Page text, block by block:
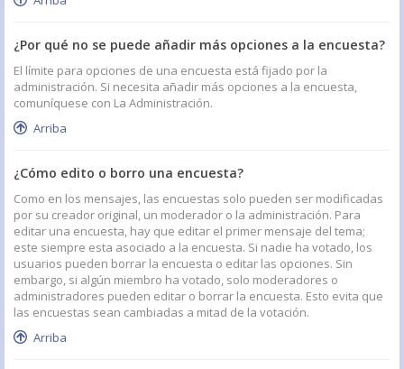
¿Por qué no se puede añadir más opciones a la encuesta?
El límite para opciones de una encuesta está fijado por la
administración. Si necesita añadir más opciones a la encuesta,
comuníquese con La Administración.
Arriba
¿Cómo edito o borro una encuesta?
Como en los mensajes, las encuestas solo pueden ser modificadas
por su creador original, un moderador o la administración. Para
editar una encuesta, hay que editar el primer mensaje del tema;
este siempre esta asociado a la encuesta. Si nadie ha votado, los
usuarios pueden borrar la encuesta o editar las opciones. Sin
embargo, si algún miembro ha votado, solo moderadores o
administradores pueden editar o borrar la encuesta. Esto evita que
las encuestas sean cambiadas a mitad de la votación.
Arriba